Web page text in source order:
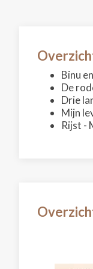
Binu
De
Drie
Mijn
Rijst -